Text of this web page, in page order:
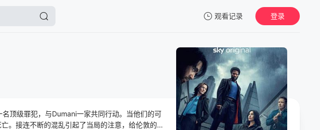
观看记录
暂无观看影片的记录
登录
顶级罪犯，与Dumani一家共同行动。当他们的可
。接连不断的混乱引起了当局的注意，给伦敦的